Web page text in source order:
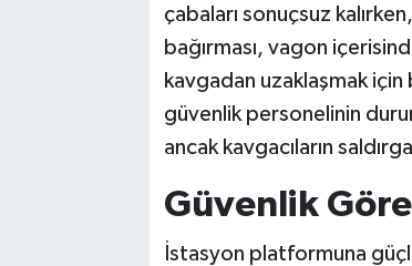
çabaları sonuçsuz
bağırması, vagon
kavgadan uzaklaşmak
güvenlik personelinin
ancak kavgacıların
Güvenlik
İstasyon platformuna